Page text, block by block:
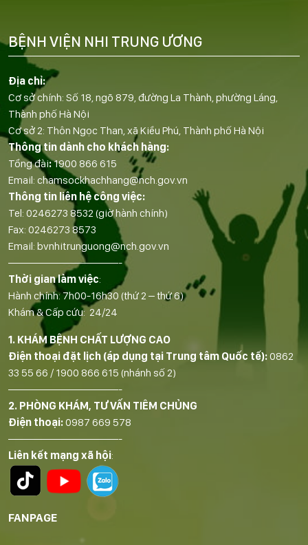
Địa chỉ:
Cơ sở chính: Số 18, ngõ 879, đường La Thành, phường Láng,
Thành phố Hà Nội
Cơ sở 2: Thôn Ngọc Than, xã Kiều Phú, Thành phố Hà Nội
Thông tin dành cho khách hàng:
Tổng đài:1900 866 615
Email: chamsockhachhang@nch.gov.vn
Thông tin liên hệ công việc:
Tel: 0246273 8532 (giờ hành chính)
Fax: 0246273 8573
Email: bvnhitrunguong@nch.gov.vn
——————————-
Thời gian làm việc:
Hành chính: 7h00-16h30 (thứ 2 – thứ 6)
Khám & Cấp cứu: 24/24
1. KHÁM BỆNH CHẤT LƯỢNG CAO
Điện thoại đặt lịch (áp dụng tại Trung tâm Quốc tế):0862
33 55 66 / 1900 866 615 (nhánh số 2)
——————————-
2. PHÒNG KHÁM, TƯ VẤN TIÊM CHỦNG
Điện thoại:0987 669 578
——————————-
Liên kết mạng xã hội:
FANPAGE
BỆNH VIỆN NHI TRUNG ƯƠNG